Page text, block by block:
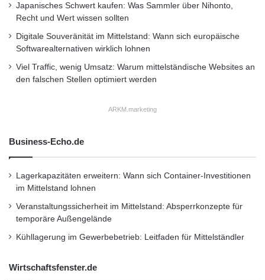
AMG Automatikgetriebe
Benzinmotor E-Klasse Kombi
Sitzbank
Japanisches Schwert kaufen: Was Sammler über Nihonto,
Recht und Wert wissen sollten
Digitale Souveränität im Mittelstand: Wann sich europäische
Softwarealternativen wirklich lohnen
Viel Traffic, wenig Umsatz: Warum mittelständische Websites an
den falschen Stellen optimiert werden
ARKM.marketing
Business-Echo.de
Lagerkapazitäten erweitern: Wann sich Container-Investitionen
im Mittelstand lohnen
Veranstaltungssicherheit im Mittelstand: Absperrkonzepte für
temporäre Außengelände
Kühllagerung im Gewerbebetrieb: Leitfaden für Mittelständler
Wirtschaftsfenster.de